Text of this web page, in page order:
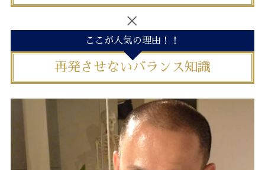
ここが人気の理由！！
再発させないバランス知識